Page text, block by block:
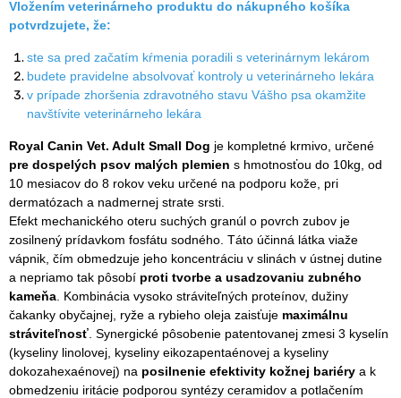
Vložením veterinárneho produktu do nákupného košíka
potvrdzujete, že:
ste sa pred začatím kŕmenia poradili s veterinárnym lekárom
budete pravidelne absolvovať kontroly u veterinárneho lekára
v prípade zhoršenia zdravotného stavu Vášho psa okamžite
navštívite veterinárneho lekára
Royal Canin Vet. Adult Small Dog je kompletné krmivo, určené
pre dospelých psov malých plemien s hmotnosťou do 10kg, od
10 mesiacov do 8 rokov veku určené na podporu kože, pri
dermatózach a nadmernej strate srsti.
Efekt mechanického oteru suchých granúl o povrch zubov je
zosilnený prídavkom fosfátu sodného. Táto účinná látka viaže
vápnik, čím obmedzuje jeho koncentráciu v slinách v ústnej dutine
a nepriamo tak pôsobí proti tvorbe a usadzovaniu zubného
kameňa . Kombinácia vysoko stráviteľných proteínov, dužiny
čakanky obyčajnej, ryže a rybieho oleja zaisťuje maximálnu
stráviteľnosť . Synergické pôsobenie patentovanej zmesi 3 kyselín
(kyseliny linolovej, kyseliny eikozapentaénovej a kyseliny
dokozahexaénovej) na posilnenie efektivity kožnej bariéry a k
obmedzeniu iritácie podporou syntézy ceramidov a potlačením